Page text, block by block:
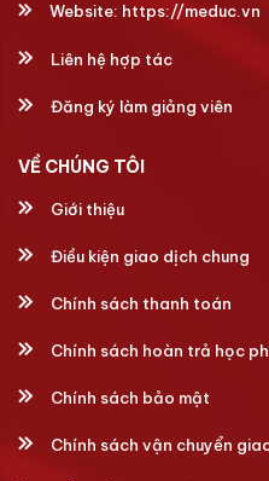
Website: https://meduc.vn
Liên hệ hợp tác
Đăng ký làm giảng viên
VỀ CHÚNG TÔI
Giới thiệu
Điều kiện giao dịch chung
Chính sách thanh toán
Chính sách hoàn trả học
Chính sách bảo mật
Chính sách vận chuyển